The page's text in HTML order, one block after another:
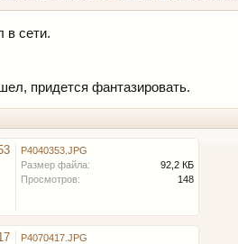
в сети.
придется фантазировать.
P4040353.JPG
Размер файла:
92,2 КБ
Просмотров:
148
P4070417.JPG